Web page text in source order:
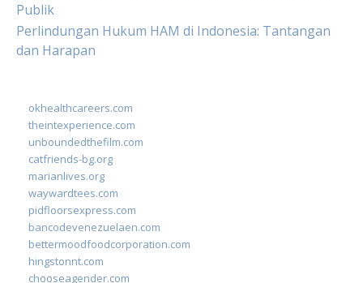
Publik
Perlindungan Hukum HAM di Indonesia: Tantangan
dan Harapan
okhealthcareers.com
theintexperience.com
unboundedthefilm.com
catfriends-bg.org
marianlives.org
waywardtees.com
pidfloorsexpress.com
bancodevenezuelaen.com
bettermoodfoodcorporation.com
hingstonnt.com
chooseagender.com